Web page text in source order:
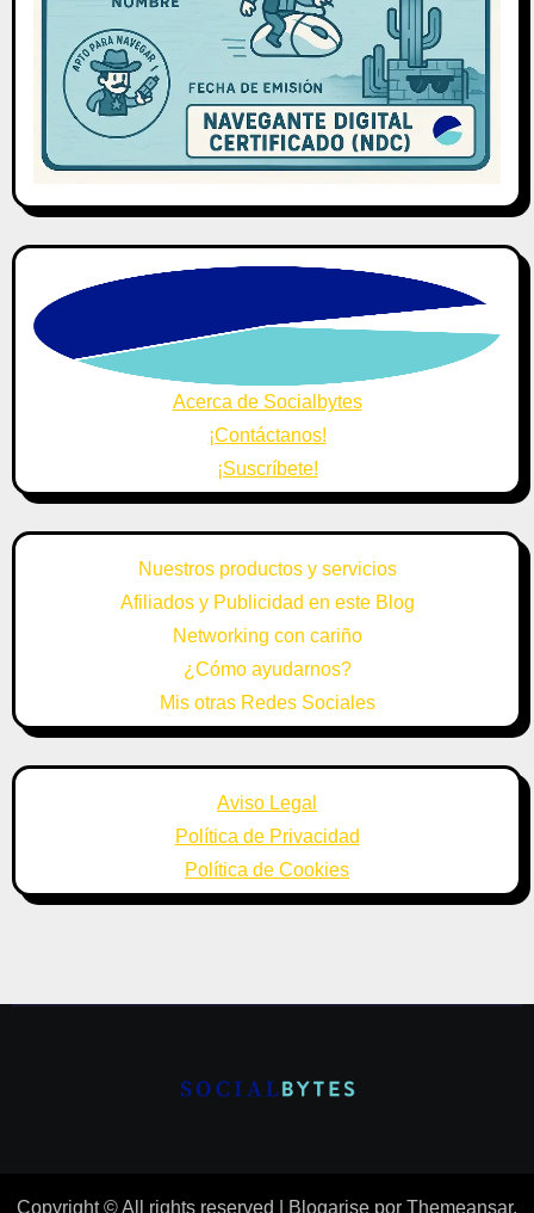
Acerca de Socialbytes
¡Contáctanos!
¡Suscríbete!
Nuestros productos y servicios
Afiliados y Publicidad en este Blog
Networking con cariño
¿Cómo ayudarnos?
Mis otras Redes Sociales
Aviso Legal
Política de Privacidad
Política de Cookies
Copyright © All rights reserved Blogarise por Themeansar.